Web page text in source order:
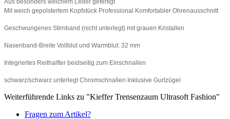
Mit weich gepolstertem Kopfstück Professional Komfortabler Ohrenausschnitt
Geschwungenes Stirnband (nicht unterlegt) mit grauen Kristallen
Nasenband-Breite Vollblut und Warmblut: 32 mm
Integriertes Reithalfter beidseitig zum Einschnallen
schwarz/schwarz unterlegt Chromschnallen Inklusive Gurtzügel
Weiterführende Links zu "Kieffer Trensenzaum Ultrasoft Fashion"
Fragen zum Artikel?